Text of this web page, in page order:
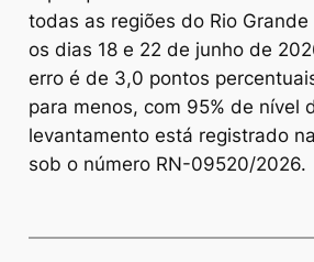
todas as regiões do Rio
os dias 18 e 22 de junho de
erro é de 3,0 pontos
para menos, com 95% de nível
levantamento está registrado
sob o número RN-09520/2026.